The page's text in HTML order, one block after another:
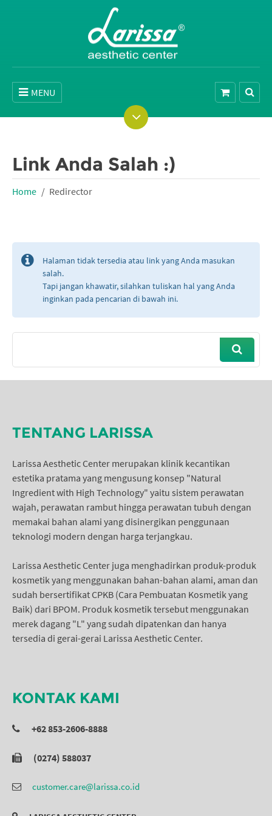
MENU
Link Anda Salah :)
Home Redirector
Halaman tidak tersedia atau link yang Anda masukan
salah.
Tapi jangan khawatir, silahkan tuliskan hal yang Anda
inginkan pada pencarian di bawah ini.
TENTANG LARISSA
Larissa Aesthetic Center merupakan klinik kecantikan
estetika pratama yang mengusung konsep "Natural
Ingredient with High Technology" yaitu sistem perawatan
wajah, perawatan rambut hingga perawatan tubuh dengan
memakai bahan alami yang disinergikan penggunaan
teknologi modern dengan harga terjangkau.
Larissa Aesthetic Center juga menghadirkan produk-produk
kosmetik yang menggunakan bahan-bahan alami, aman dan
sudah bersertifikat CPKB (Cara Pembuatan Kosmetik yang
Baik) dari BPOM. Produk kosmetik tersebut menggunakan
merek dagang "L" yang sudah dipatenkan dan hanya
tersedia di gerai-gerai Larissa Aesthetic Center.
KONTAK KAMI
+62 853-2606-8888
(0274) 588037
customer.care@larissa.co.id